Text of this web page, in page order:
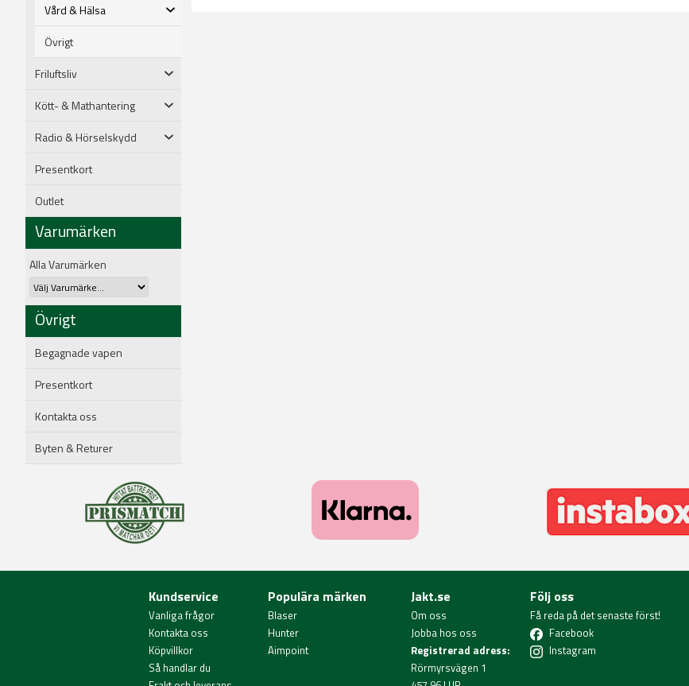
Vård & Hälsa
Övrigt
Friluftsliv
Kött- & Mathantering
Radio & Hörselskydd
Presentkort
Outlet
Varumärken
Alla Varumärken
Övrigt
Begagnade vapen
Presentkort
Kontakta oss
Byten & Returer
Kundservice
Vanliga frågor
Kontakta oss
Köpvillkor
Så handlar du
Populära märken
Blaser
Hunter
Aimpoint
Jakt.se
Om oss
Jobba hos oss
Registrerad adress:
Rörmyrsvägen 1
Följ oss
Få reda på det senaste först!
Facebook
Instagram